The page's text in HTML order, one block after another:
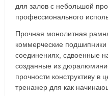
для залов с небольшой
профессионального
Прочная монолитная
коммерческие
соединениях, сдвоенные
созданные из
прочности конструктиву
тренажер для как